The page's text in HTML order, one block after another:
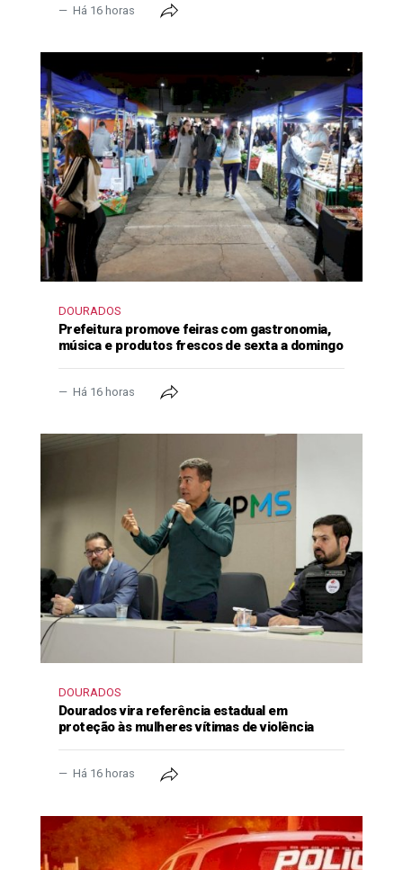
Há 16 horas
DOURADOS
Prefeitura promove feiras com gastronomia,
música e produtos frescos de sexta a domingo
Há 16 horas
DOURADOS
Dourados vira referência estadual em
proteção às mulheres vítimas de violência
Há 16 horas